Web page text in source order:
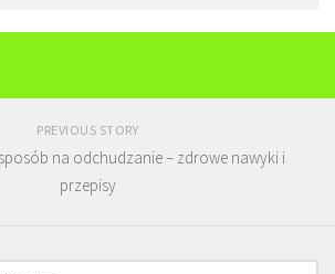
PREVIOUS STORY
na odchudzanie – zdrowe nawyki i
przepisy